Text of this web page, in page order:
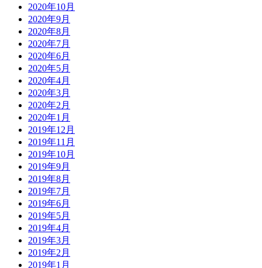
2020年10月
2020年9月
2020年8月
2020年7月
2020年6月
2020年5月
2020年4月
2020年3月
2020年2月
2020年1月
2019年12月
2019年11月
2019年10月
2019年9月
2019年8月
2019年7月
2019年6月
2019年5月
2019年4月
2019年3月
2019年2月
2019年1月